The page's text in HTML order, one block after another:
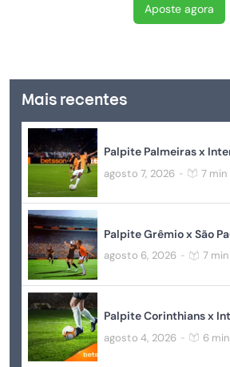
Aposte agora
Mais recentes
agosto 7, 2026 - 7 min
agosto 6, 2026 - 7 min
agosto 4, 2026 - 6 min